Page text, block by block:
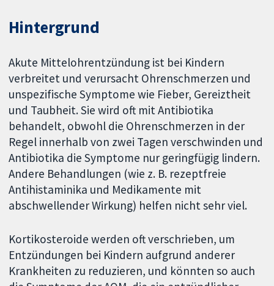
Hintergrund
Akute Mittelohrentzündung ist bei Kindern
verbreitet und verursacht Ohrenschmerzen und
unspezifische Symptome wie Fieber, Gereiztheit
und Taubheit. Sie wird oft mit Antibiotika
behandelt, obwohl die Ohrenschmerzen in der
Regel innerhalb von zwei Tagen verschwinden und
Antibiotika die Symptome nur geringfügig lindern.
Andere Behandlungen (wie z. B. rezeptfreie
Antihistaminika und Medikamente mit
abschwellender Wirkung) helfen nicht sehr viel.
Kortikosteroide werden oft verschrieben, um
Entzündungen bei Kindern aufgrund anderer
Krankheiten zu reduzieren, und könnten so auch